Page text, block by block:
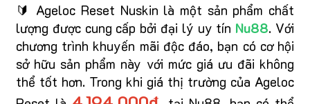
🔰 Ageloc Reset Nuskin là một sản phẩm chất
lượng được cung cấp bởi đại lý uy tín Nu88. Với
chương trình khuyến mãi độc đáo, bạn có cơ hội
sở hữu sản phẩm này với mức giá ưu đãi không
thể tốt hơn. Trong khi giá thị trường của Ageloc